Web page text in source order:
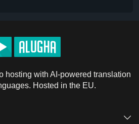
hosting with AI-powered translation
Hosted in the EU.